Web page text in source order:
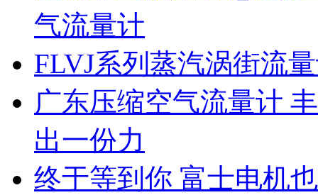
气流量计
FLVJ系列蒸汽涡街流
广东压缩空气流量计
出一份力
终于等到你 富士电机